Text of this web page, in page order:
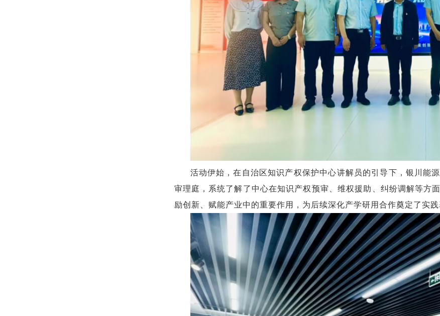
活动伊始，在自治区知识产权保护中心讲解员的引导下，银川能
审理庭，系统了解了中心在知识产权预审、维权援助、纠纷调解等方
励创新、赋能产业中的重要作用，为后续深化产学研用合作奠定了实践